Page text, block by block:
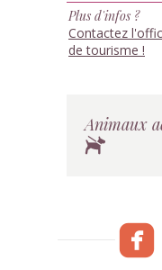
Plus d'infos ?
Contactez
de tourisme !
Animaux